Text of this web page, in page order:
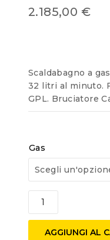
0
out
2.185,00 €
Scaldabagno a
32 litri al minuto.
GPL. Bruciatore
Gas
AGGIUNGI AL